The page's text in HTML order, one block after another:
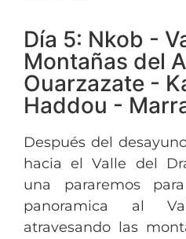
Día 5: Nkob -
Montañas del
Ouarzazate -
Haddou -
Después del
hacia el Valle del
una pararemos
panoramica al
atravesando las